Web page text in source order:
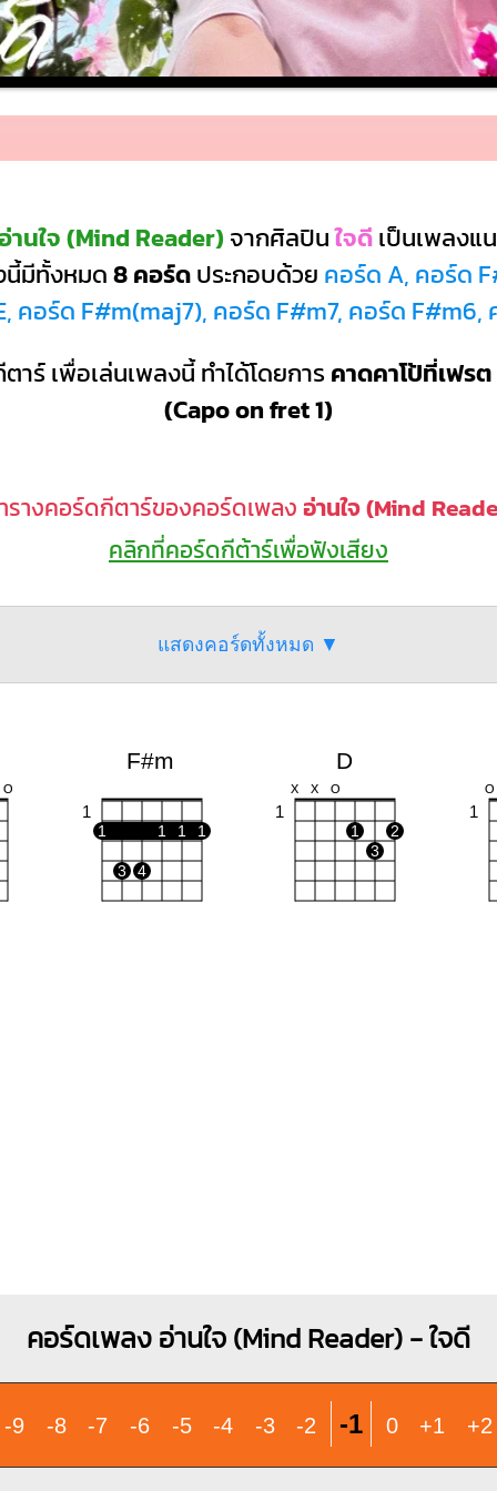
นใจ (Mind Reader) จากศิลปินใจดีเป็นเพลงแ
นี้มีทั้งหมด8 คอร์ดประกอบด้วย คอร์ด A, คอร์ด
คอร์ด F#m(maj7), คอร์ด F#m7, คอร์ด F#m6,
าร์ เพื่อเล่นเพลงนี้ ทำได้โดยการ คาดคาโป้ที่เฟร
(Capo on fret 1)
รางคอร์ดกีตาร์ของคอร์ดเพลงอ่านใจ (Mind
คลิกที่คอร์ดกีต้าร์เพื่อฟังเสียง
แสดงคอร์ดทั้งหมด ▼
O
F#m
1
1 1 1 1
3 4
D
X X O
1
1
2
3
O
1
คอร์ดเพลง อ่านใจ (Mind Reader) - ใจดี
-9 -8 -7 -6 -5 -4 -3 -2 -1 0 +1 +2